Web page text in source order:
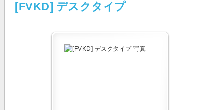
[FVKD] デスクタイプ